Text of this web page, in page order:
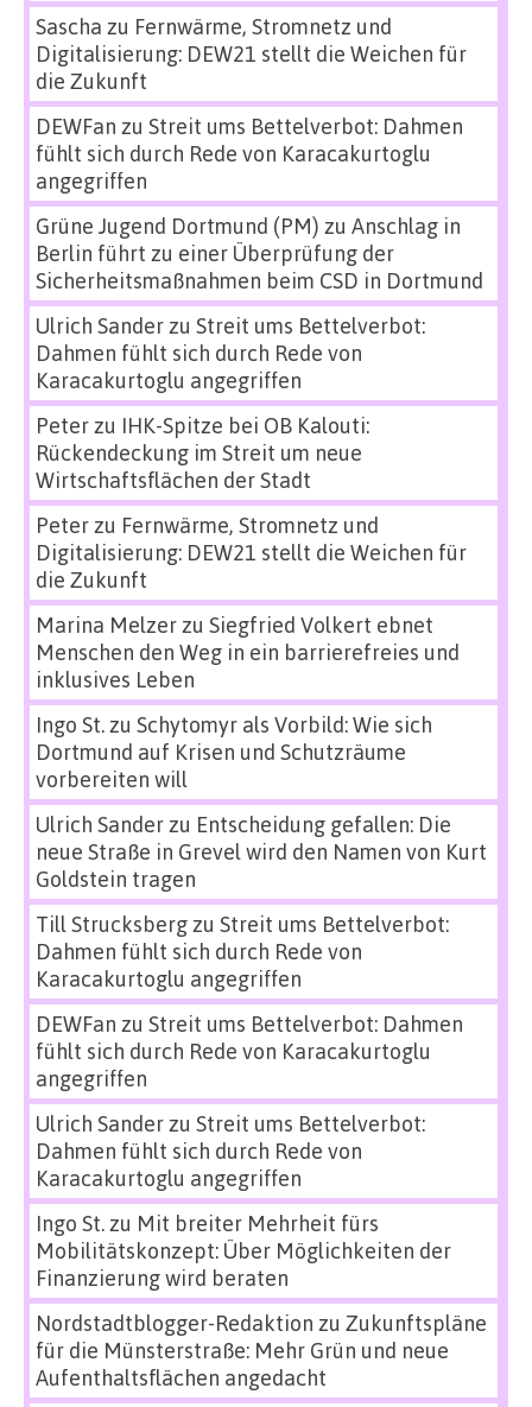
Sascha zu Fernwärme, Stromnetz und
Digitalisierung: DEW21 stellt die Weichen für
die Zukunft
DEWFan zu Streit ums Bettelverbot: Dahmen
fühlt sich durch Rede von Karacakurtoglu
angegriffen
Grüne Jugend Dortmund (PM) zu Anschlag in
Berlin führt zu einer Überprüfung der
Sicherheitsmaßnahmen beim CSD in Dortmund
Ulrich Sanderzu Streit ums Bettelverbot:
Dahmen fühlt sich durch Rede von
Karacakurtoglu angegriffen
Peterzu IHK-Spitze bei OB Kalouti:
Rückendeckung im Streit um neue
Wirtschaftsflächen der Stadt
Peterzu Fernwärme, Stromnetz und
Digitalisierung: DEW21 stellt die Weichen für
die Zukunft
Marina Melzerzu Siegfried Volkert ebnet
Menschen den Weg in ein barrierefreies und
inklusives Leben
Ingo St.zu Schytomyr als Vorbild: Wie sich
Dortmund auf Krisen und Schutzräume
vorbereiten will
Ulrich Sanderzu Entscheidung gefallen: Die
neue Straße in Grevel wird den Namen von Kurt
Goldstein tragen
Till Strucksbergzu Streit ums Bettelverbot:
Dahmen fühlt sich durch Rede von
Karacakurtoglu angegriffen
DEWFan zu Streit ums Bettelverbot: Dahmen
fühlt sich durch Rede von Karacakurtoglu
angegriffen
Ulrich Sanderzu Streit ums Bettelverbot:
Dahmen fühlt sich durch Rede von
Karacakurtoglu angegriffen
Ingo St.zu Mit breiter Mehrheit fürs
Mobilitätskonzept: Über Möglichkeiten der
Finanzierung wird beraten
Nordstadtblogger-Redaktion zu Zukunftspläne
für die Münsterstraße: Mehr Grün und neue
Aufenthaltsflächen angedacht